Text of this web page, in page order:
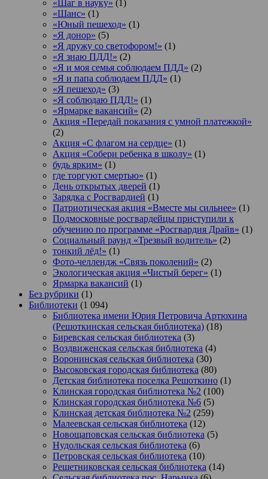
«Шаг в науку» (1)
«Шанс» (1)
«Юный пешеход» (1)
«Я донор» (5)
«Я дружу со светофором!» (1)
«Я знаю ПДД!» (2)
«Я и моя семья соблюдаем ПДД» (2)
«Я и папа соблюдаем ПДД» (1)
«Я пешеход» (3)
«Я соблюдаю ПДД!» (1)
«Ярмарке вакансий» (2)
Акция «Передай показания с умной платежкой»
(2)
Акция «С флагом на сердце» (1)
Акция «Собери ребенка в школу» (1)
будь ярким» (1)
где торгуют смертью» (1)
День открытых дверей (1)
Зарядка с Росгвардией (1)
Патриотическая акция «Вместе мы сильнее» (1)
Подмосковные росгвардейцы приступили к
обучению по программе «Росгвардия Драйв» (1)
Социальный раунд «Трезвый водитель» (2)
тонкий лёд!» (1)
Фото-челлендж «Связь поколений» (2)
Экологическая акция «Чистый берег» (1)
Ярмарка вакансий (1)
Без рубрики (1)
Библиотеки (1 094)
Библиотека имени Юрия Петровича Артюхина
(Решоткинская сельская библиотека) (18)
Биревская сельская библиотека (3)
Воздвиженская сельская библиотека (4)
Воронинская сельская библиотека (30)
Высоковская городская библиотека (80)
Детская библиотека поселка Решоткино (1)
Клинская городская библиотека №2 (100)
Клинская городская библиотека №6 (5)
Клинская детская библиотека №2 (259)
Малеевская сельская библиотека (12)
Новощаповская сельская библиотека (5)
Нудольская сельская библиотека (6)
Петровская сельская библиотека (10)
Решетниковская сельская библиотека (14)